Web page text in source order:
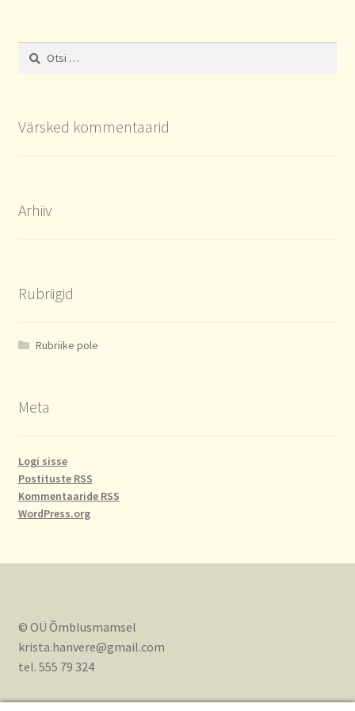
Otsi:
Värsked kommentaarid
Arhiiv
Rubriigid
Rubriike pole
Meta
Logi sisse
Postituste RSS
Kommentaaride RSS
WordPress.org
© OÜ Õmblusmamsel
krista.hanvere@gmail.com
tel. 555 79 324